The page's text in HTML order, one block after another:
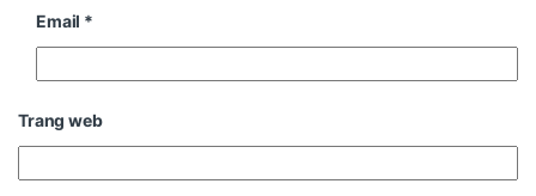
Email *
Trang web